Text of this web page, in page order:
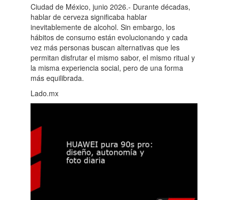
Ciudad de México, junio 2026.- Durante décadas,
hablar de cerveza significaba hablar
inevitablemente de alcohol. Sin embargo, los
hábitos de consumo están evolucionando y cada
vez más personas buscan alternativas que les
permitan disfrutar el mismo sabor, el mismo ritual y
la misma experiencia social, pero de una forma
más equilibrada.
Lado.mx